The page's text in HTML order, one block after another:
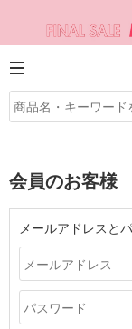
会員のお客様
メールアドレスと